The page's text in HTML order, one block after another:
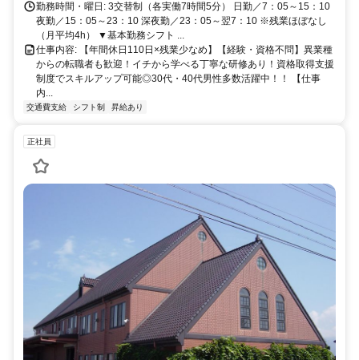
勤務時間・曜日: 3交替制（各実働7時間5分） 日勤／7：05～15：10
夜勤／15：05～23：10 深夜勤／23：05～翌7：10 ※残業ほぼなし
（月平均4h） ▼基本勤務シフト ...
仕事内容: 【年間休日110日×残業少なめ】【経験・資格不問】異業種
からの転職者も歓迎！イチから学べる丁寧な研修あり！資格取得支援
制度でスキルアップ可能◎30代・40代男性多数活躍中！！ 【仕事
内...
交通費支給 シフト制 昇給あり
正社員